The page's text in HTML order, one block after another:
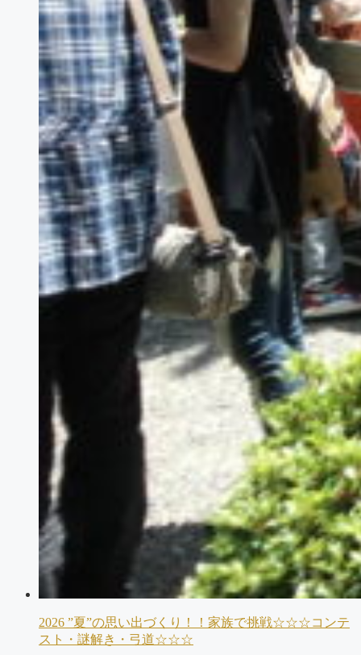
2026 ”夏”の思い出づくり！！家族で挑戦☆☆☆コンテ
スト・謎解き・弓道☆☆☆